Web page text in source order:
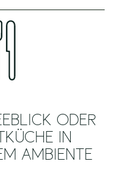
ODER
IN
AMBIENTE